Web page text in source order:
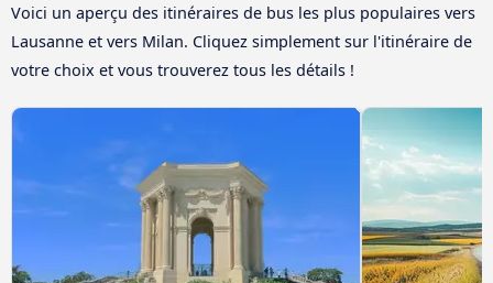
Voici un aperçu des itinéraires de bus les plus populaires vers
Lausanne et vers Milan. Cliquez simplement sur l'itinéraire de
votre choix et vous trouverez tous les détails !